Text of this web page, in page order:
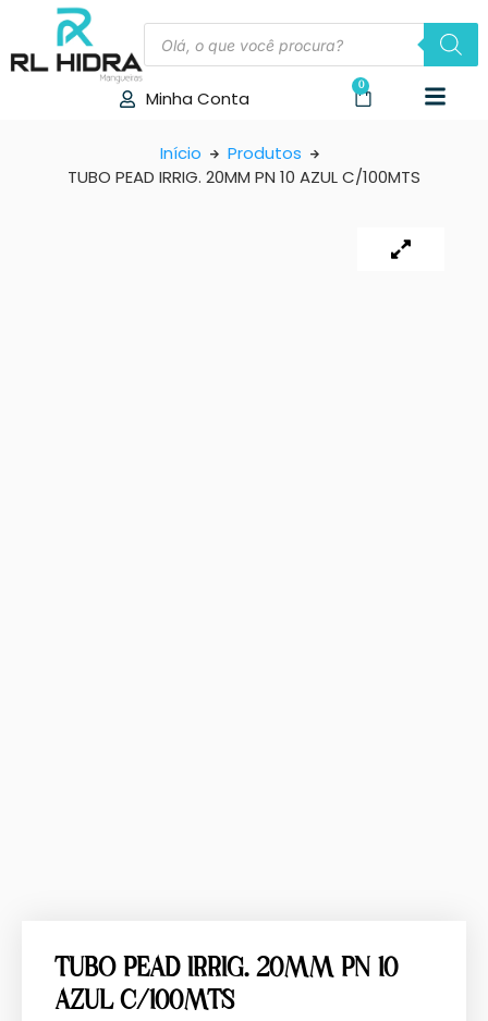
Minha Conta
0
Início
Produtos
TUBO PEAD IRRIG. 20MM PN 10 AZUL C/100MTS
TUBO PEAD IRRIG. 20MM PN 10
AZUL C/100MTS